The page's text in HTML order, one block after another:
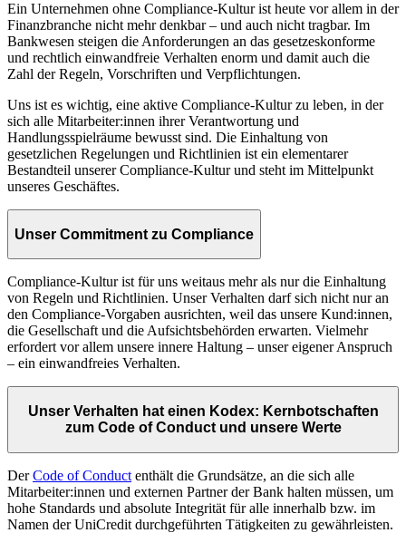
Ein Unternehmen ohne Compliance-Kultur ist heute vor allem in der
Finanzbranche nicht mehr denkbar – und auch nicht tragbar. Im
Bankwesen steigen die Anforderungen an das gesetzeskonforme
und rechtlich einwandfreie Verhalten enorm und damit auch die
Zahl der Regeln, Vorschriften und Verpflichtungen.
Uns ist es wichtig, eine aktive Compliance-Kultur zu leben, in der
sich alle Mitarbeiter:innen ihrer Verantwortung und
Handlungsspielräume bewusst sind. Die Einhaltung von
gesetzlichen Regelungen und Richtlinien ist ein elementarer
Bestandteil unserer Compliance-Kultur und steht im Mittelpunkt
unseres Geschäftes.
Unser Commitment zu Compliance
Compliance-Kultur ist für uns weitaus mehr als nur die Einhaltung
von Regeln und Richtlinien. Unser Verhalten darf sich nicht nur an
den Compliance-Vorgaben ausrichten, weil das unsere Kund:innen,
die Gesellschaft und die Aufsichtsbehörden erwarten. Vielmehr
erfordert vor allem unsere innere Haltung – unser eigener Anspruch
– ein einwandfreies Verhalten.
Unser Verhalten hat einen Kodex: Kernbotschaften
zum Code of Conduct und unsere Werte
DerCode of Conduct enthält die Grundsätze, an die sich alle
Mitarbeiter:innen und externen Partner der Bank halten müssen, um
hohe Standards und absolute Integrität für alle innerhalb bzw. im
Namen der UniCredit durchgeführten Tätigkeiten zu gewährleisten.